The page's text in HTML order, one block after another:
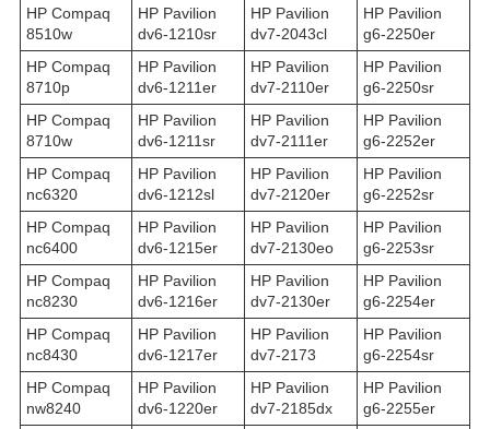
HP Compaq
8510w
HP Pavilion
dv6-1210sr
HP Pavilion
dv7-2043cl
HP Pavilion
g6-2250er
HP Compaq
8710p
HP Pavilion
dv6-1211er
HP Pavilion
dv7-2110er
HP Pavilion
g6-2250sr
HP Compaq
8710w
HP Pavilion
dv6-1211sr
HP Pavilion
dv7-2111er
HP Pavilion
g6-2252er
HP Compaq
nc6320
HP Pavilion
dv6-1212sl
HP Pavilion
dv7-2120er
HP Pavilion
g6-2252sr
HP Compaq
nc6400
HP Pavilion
dv6-1215er
HP Pavilion
dv7-2130eo
HP Pavilion
g6-2253sr
HP Compaq
nc8230
HP Pavilion
dv6-1216er
HP Pavilion
dv7-2130er
HP Pavilion
g6-2254er
HP Compaq
nc8430
HP Pavilion
dv6-1217er
HP Pavilion
dv7-2173
HP Pavilion
g6-2254sr
HP Compaq
nw8240
HP Pavilion
dv6-1220er
HP Pavilion
dv7-2185dx
HP Pavilion
g6-2255er